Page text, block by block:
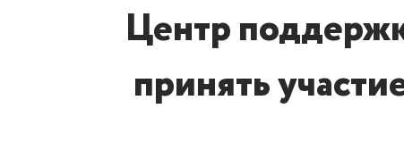
Центр
принять